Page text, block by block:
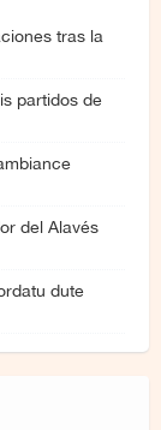
tras la
partidos de
del Alavés
dute